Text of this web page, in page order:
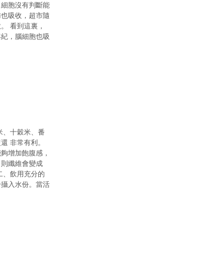
胞沒有判斷能
吸收，超市隨
看到這裏，
，腦細胞也吸
、十穀米、番
非常有利。
增加飽腹感，
纖維會變成
、飲用充分的
入水份。當活